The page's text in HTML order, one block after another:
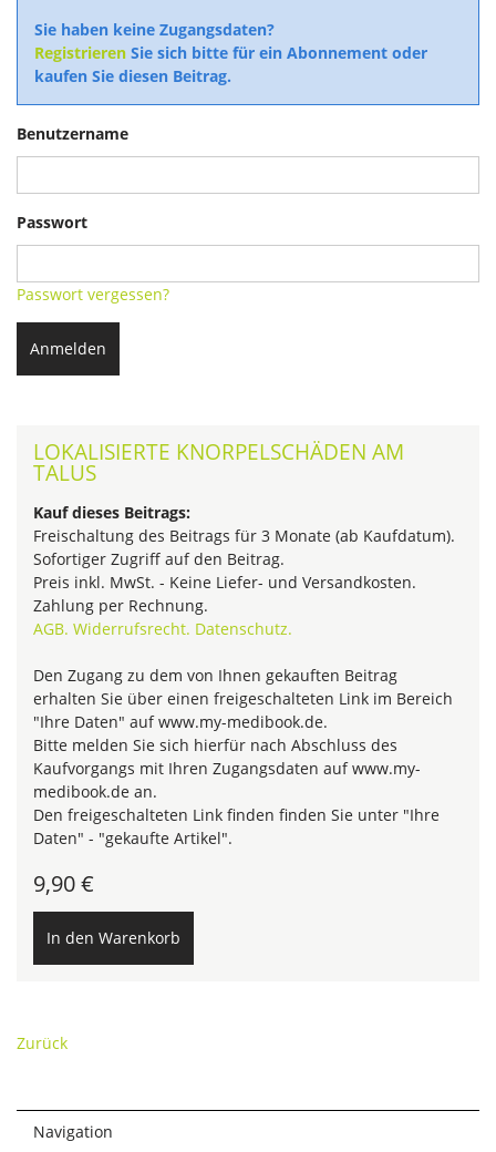
Sie haben keine Zugangsdaten?
Registrieren Sie sich bitte für ein Abonnement oder
kaufen Sie diesen Beitrag.
Benutzername
Passwort
Passwort vergessen?
Anmelden
LOKALISIERTE KNORPELSCHÄDEN AM
TALUS
Kauf dieses Beitrags:
Freischaltung des Beitrags für 3 Monate (ab Kaufdatum).
Sofortiger Zugriff auf den Beitrag.
Preis inkl. MwSt. - Keine Liefer- und Versandkosten.
Zahlung per Rechnung.
AGB. Widerrufsrecht. Datenschutz.
Den Zugang zu dem von Ihnen gekauften Beitrag
erhalten Sie über einen freigeschalteten Link im Bereich
"Ihre Daten" auf www.my-medibook.de.
Bitte melden Sie sich hierfür nach Abschluss des
Kaufvorgangs mit Ihren Zugangsdaten auf www.my-
medibook.de an.
Den freigeschalteten Link finden finden Sie unter "Ihre
Daten" - "gekaufte Artikel".
9,90€
Zurück
Navigation